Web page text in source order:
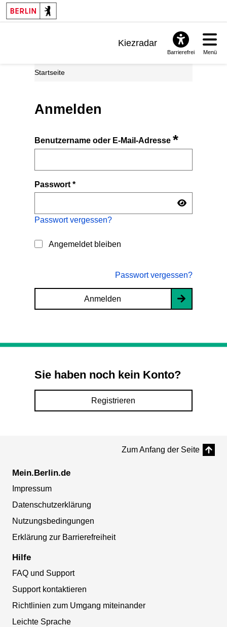
Kiezradar
Barrierefrei Menü
Startseite
Anmelden
Benutzername oder E-Mail-Adresse*
Passwort*
Passwort vergessen?
Angemeldet bleiben
Passwort vergessen?
Anmelden
Sie haben noch kein Konto?
Registrieren
Zum Anfang der Seite
Mein.Berlin.de
Impressum
Datenschutzerklärung
Nutzungsbedingungen
Erklärung zur Barrierefreiheit
Hilfe
FAQ und Support
Support kontaktieren
Richtlinien zum Umgang miteinander
Leichte Sprache